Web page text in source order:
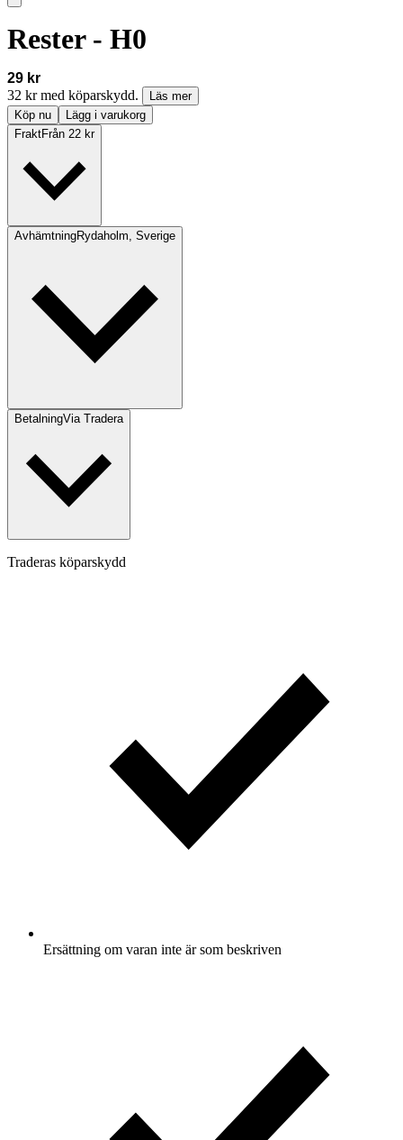
Rester - H0
29 kr
32 kr med köparskydd.
Läs mer
Köp nu
Lägg i varukorg
FraktFrån 22 kr
AvhämtningRydaholm, Sverige
BetalningVia Tradera
Traderas köparskydd
Ersättning om varan inte är som beskriven